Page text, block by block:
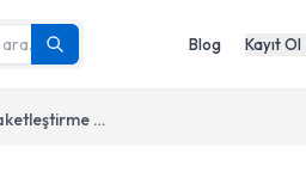
Blog Kayıt Ol
Sürekli En Kötüsünü Düşünmek: Felaketleştirme Senaryolarından Zihni Özgürleştirmenin Yolları